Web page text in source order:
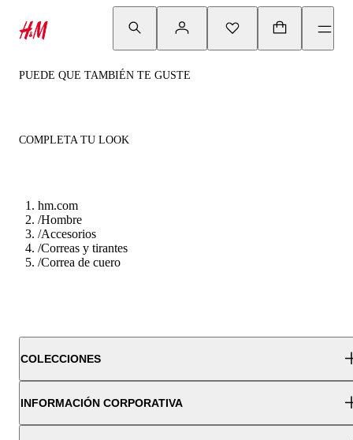
PUEDE QUE TAMBIÉN TE GUSTE
COMPLETA TU LOOK
hm.com
/Hombre
/Accesorios
/Correas y tirantes
/Correa de cuero
COLECCIONES
INFORMACIÓN CORPORATIVA